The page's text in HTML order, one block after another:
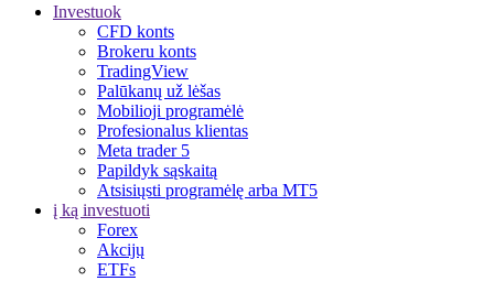
Investuok
CFD konts
Brokeru konts
TradingView
Palūkanų už lėšas
Mobilioji programėlė
Profesionalus klientas
Meta trader 5
Papildyk sąskaitą
Atsisiųsti programėlę arba MT5
į ką investuoti
Forex
Akcijų
ETFs